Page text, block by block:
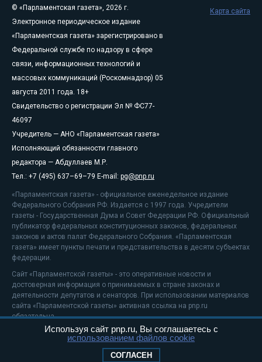
© «Парламентская газета», 2026 г.
Электронное периодическое издание
«Парламентская газета» зарегистрировано в
Федеральной службе по надзору в сфере
связи, информационных технологий и
массовых коммуникаций (Роскомнадзор) 05
августа 2011 года. 18+
Свидетельство о регистрации Эл № ФС77-
46097
Учредитель — АНО «Парламентская газета»
Исполняющий обязанности главного
редактора — Абдуллаев М.Р.
Тел.: +7 (495) 637–69–79 E-mail: pg@pnp.ru
«Парламентская газета» - официальное еженедельное издание
Федерального Собрания РФ. Издается с 1997 года. Учредители
газеты - Государственная Дума и Совет Федерации РФ. Официальный
публикатор федеральных конституционных законов, федеральных
законов и актов палат Федерального Собрания. «Парламентская
газета» имеет пункты печати и представительства в десяти субъектах
федерации.
Сайт «Парламентской газеты» - это оперативные новости и
достоверная информация о принимаемых в стране законах и
деятельности депутатов и сенаторов. При использовании материалов
сайта «Парламентской газеты» активная ссылка на pnp.ru
обязательна.
На информационном ресурсе применяютсярекомендательные
Положение о защите персональных данных
Карта сайта
Используя сайт pnp.ru, Вы соглашаетесь с
использованием файлов cookie
СОГЛАСЕН